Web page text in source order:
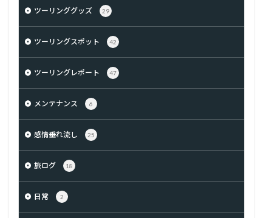
ツーリンググッズ 29
ツーリングスポット 42
ツーリングレポート 47
メンテナンス 6
感情垂れ流し 25
旅ログ 18
日常 2